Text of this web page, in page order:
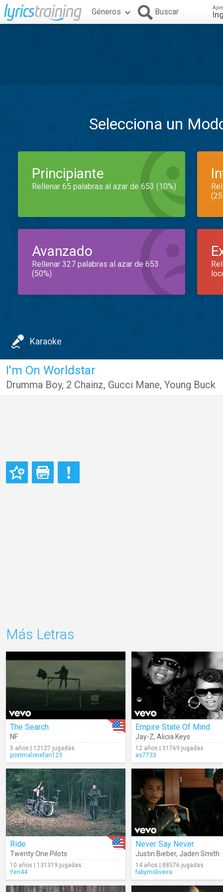
Géneros Buscar
Selecciona un
Principiante
Rellenar 65 palabras al azar de 653 (10%)
Avanzado
Rellenar 327 palabras al azar de 653
(50%)
Karaoke
I'm On Worldstar
Drumma Boy, 2 Chainz, Gucci Mane, Young Buck
Más Letras
The Search
NF
5 años | 12127 jugadas
postmalonefan123
Empire State Of Mind
Jay-Z, Alicia Keys
12 años | 31769 jugadas
as7733
Ride
Twenty One Pilots
10 años | 131319 jugadas
Yeri44
Never Say Never
Justin Bieber, Jaden Smith
14 años | 88576 jugadas
fabymoliveira